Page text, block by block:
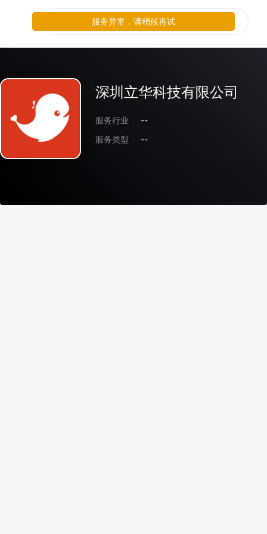
深圳立华科技有限公司
服务行业
--
服务类型
--
服务异常，请稍候再试